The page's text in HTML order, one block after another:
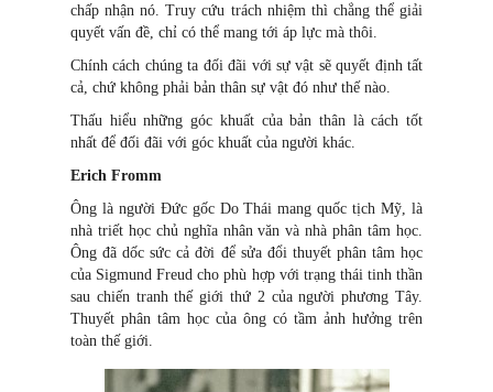
chấp nhận nó. Truy cứu trách nhiệm thì chẳng thể giải
quyết vấn đề, chỉ có thể mang tới áp lực mà thôi.
Chính cách chúng ta đối đãi với sự vật sẽ quyết định tất
cả, chứ không phải bản thân sự vật đó như thế nào.
Thấu hiểu những góc khuất của bản thân là cách tốt
nhất để đối đãi với góc khuất của người khác.
Erich Fromm
Ông là người Đức gốc Do Thái mang quốc tịch Mỹ, là
nhà triết học chủ nghĩa nhân văn và nhà phân tâm học.
Ông đã dốc sức cả đời để sửa đổi thuyết phân tâm học
của Sigmund Freud cho phù hợp với trạng thái tinh thần
sau chiến tranh thế giới thứ 2 của người phương Tây.
Thuyết phân tâm học của ông có tầm ảnh hưởng trên
toàn thế giới.